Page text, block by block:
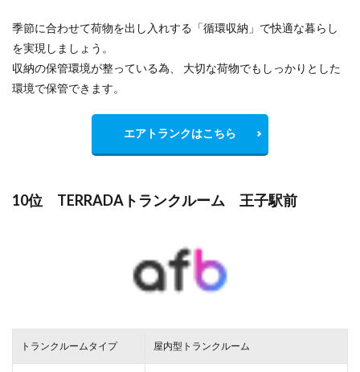
季節に合わせて荷物を出し入れする「循環収納」で快適な暮らし
を実現しましょう。
収納の保管環境が整っている為、 大切な荷物でもしっかりとした
環境で保管できます。
エアトランクはこちら
10位 TERRADAトランクルーム 王子駅前
トランクルームタイプ 屋内型トランクルーム